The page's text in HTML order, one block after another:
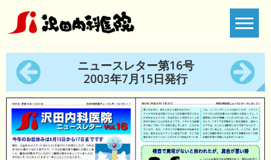
content
ニュースレター第16号
2003年7月15日発行